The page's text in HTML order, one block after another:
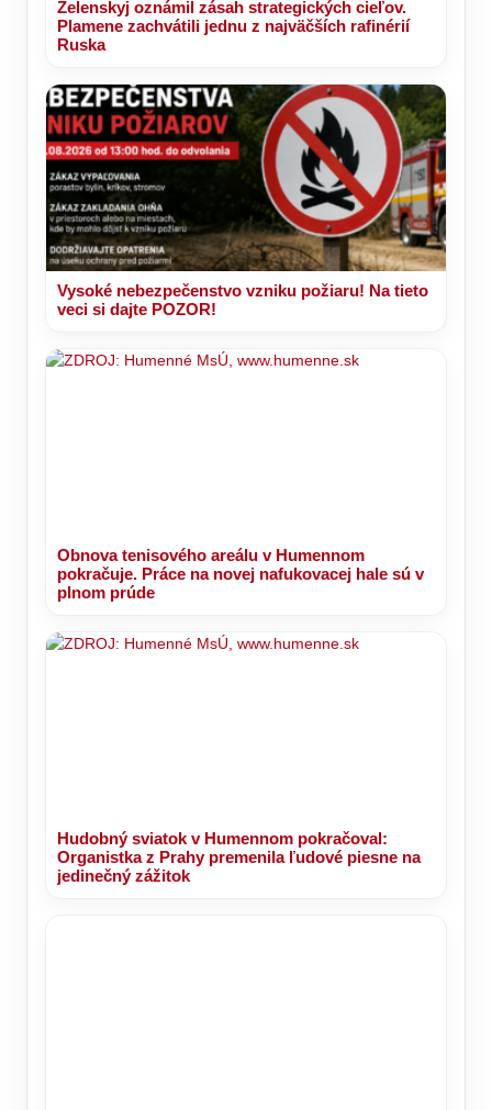
Zelenskyj oznámil zásah strategických cieľov.
Plamene zachvátili jednu z najväčších rafinérií
Ruska
Vysoké nebezpečenstvo vzniku požiaru! Na tieto
veci si dajte POZOR!
Obnova tenisového areálu v Humennom
pokračuje. Práce na novej nafukovacej hale sú v
plnom prúde
Hudobný sviatok v Humennom pokračoval:
Organistka z Prahy premenila ľudové piesne na
jedinečný zážitok